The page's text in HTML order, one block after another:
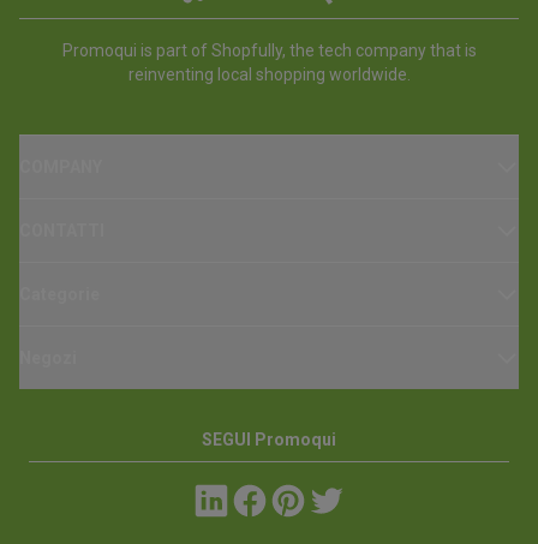
Promoqui is part of Shopfully, the tech company that is
reinventing local shopping worldwide.
SEGUI Promoqui